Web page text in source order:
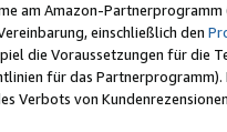
am Amazon-Partnerprogramm
einschließlich den
die Voraussetzungen für die
für das
Verbots von